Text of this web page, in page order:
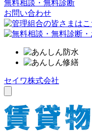
無料相談・無料診断
お問い合わせ
セイワ株式会社
toggle
navigation